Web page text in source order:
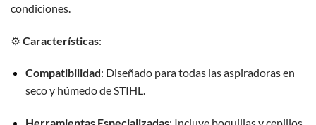
condiciones.
⚙️ Características:
Compatibilidad: Diseñado para todas las aspiradoras en
seco y húmedo de STIHL.